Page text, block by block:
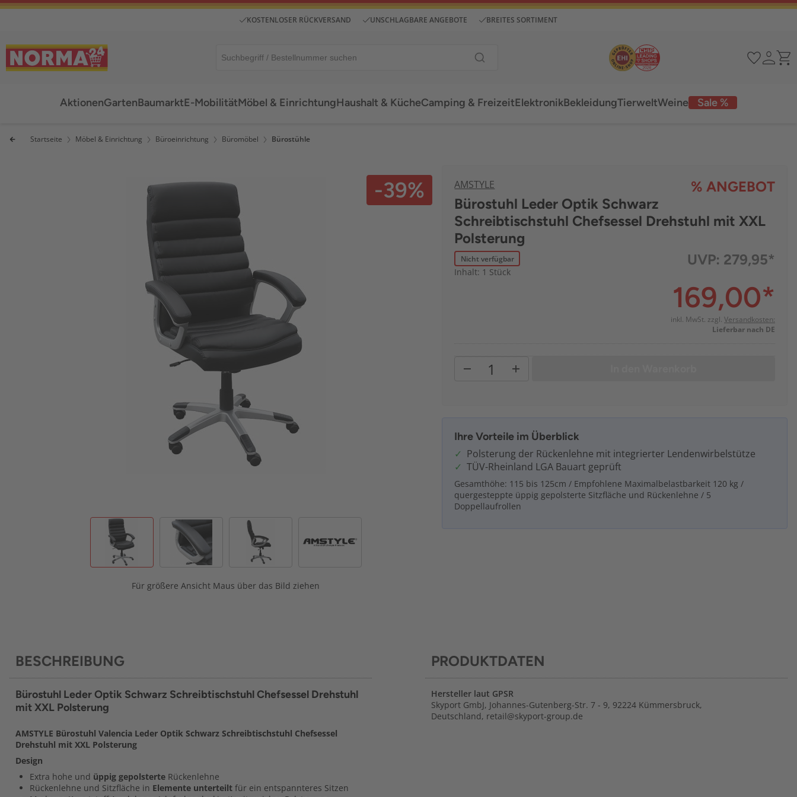
KOSTENLOSER RÜCKVERSAND UNSCHLAGBARE ANGEBOTE BREITES SORTIMENT
AktionenGartenBaumarktE-MobilitätMöbel & EinrichtungHaushalt & KücheCamping & Freizeit Sale %
ElektronikBekleidungTierweltWeine
Startseite Möbel & Einrichtung Büroeinrichtung Büromöbel Bürostühle
Für größere Ansicht Maus über das Bild ziehen
-39% AMSTYLE
% ANGEBOT
Bürostuhl Leder Optik Schwarz
Schreibtischstuhl Chefsessel Drehstuhl mit XXL
Polsterung
Nicht verfügbar
Inhalt: 1 Stück
UVP: 279,95*
169,00*
inkl. MwSt. zzgl. Versandkosten:
Lieferbar nach DE
Ihre Vorteile im Überblick
Polsterung der Rückenlehne mit integrierter Lendenwirbelstütze
TÜV-Rheinland LGA Bauart geprüft
Gesamthöhe: 115 bis 125cm / Empfohlene Maximalbelastbarkeit 120 kg /
quergesteppte üppig gepolsterte Sitzfläche und Rückenlehne / 5
Doppellaufrollen
BESCHREIBUNG
Bürostuhl Leder Optik Schwarz Schreibtischstuhl Chefsessel Drehstuhl
mit XXL Polsterung
AMSTYLE Bürostuhl Valencia Leder Optik Schwarz Schreibtischstuhl Chefsessel
Drehstuhl mit XXL Polsterung
Design
Extra hohe und üppig gepolsterte Rückenlehne
Rückenlehne und Sitzfläche in Elemente unterteilt für ein entspannteres Sitzen
PRODUKTDATEN
Hersteller laut GPSR
Skyport GmbJ, Johannes-Gutenberg-Str. 7 - 9, 92224 Kümmersbruck,
Deutschland, retail@skyport-group.de